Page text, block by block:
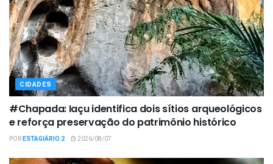
CIDADES
#Chapada: Iaçu identifica dois sítios arqueológicos
e reforça preservação do patrimônio histórico
PORESTAGIÁRIO 2 2026/08/07